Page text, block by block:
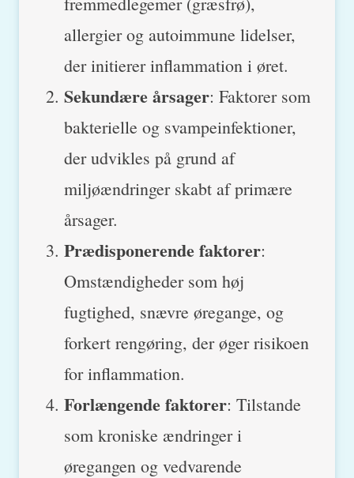
allergier og autoimmune lidelser,
der initierer inflammation i øret.
Sekundære årsager: Faktorer som
bakterielle og svampeinfektioner,
der udvikles på grund af
miljøændringer skabt af primære
årsager.
Prædisponerende faktorer:
Omstændigheder som høj
fugtighed, snævre øregange, og
forkert rengøring, der øger risikoen
for inflammation.
Forlængende faktorer: Tilstande
som kroniske ændringer i
øregangen og vedvarende